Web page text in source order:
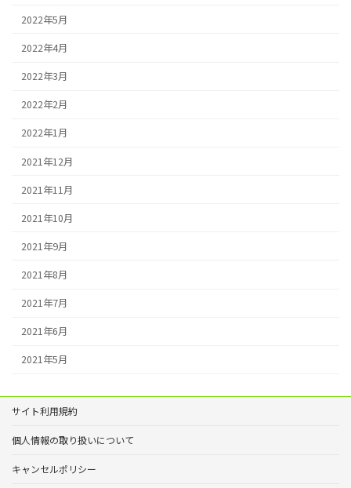
2022年5月
2022年4月
2022年3月
2022年2月
2022年1月
2021年12月
2021年11月
2021年10月
2021年9月
2021年8月
2021年7月
2021年6月
2021年5月
サイト利用規約
個人情報の取り扱いについて
キャンセルポリシー